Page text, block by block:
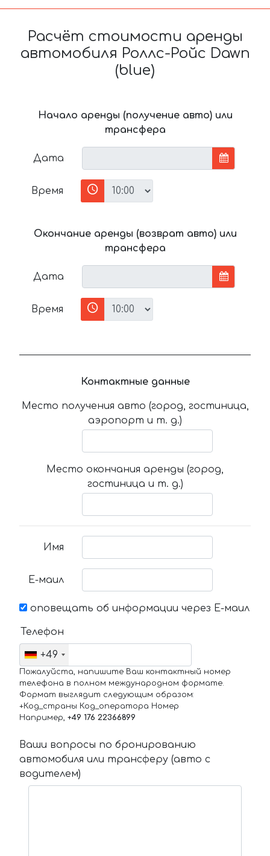
Расчёт стоимости аренды
автомобиля Роллс-Ройс Dawn
(blue)
Начало аренды (получение авто) или
трансфера
Дата
Время
Окончание аренды (возврат авто) или
трансфера
Дата
Время
Контактные данные
Место получения авто (город, гостиница,
аэропорт и т. д.)
Место окончания аренды (город,
гостиница и т. д.)
Имя
Е-маил
оповещать об информации через Е-маил
Телефон
+49
Пожалуйста, напишите Ваш контактный номер
телефона в полном международном формате.
Формат выглядит следующим образом:
+Код_страны Код_оператора Номер
Например, +49 176 22366899
Ваши вопросы по бронированию
автомобиля или трансферу (авто с
водителем)